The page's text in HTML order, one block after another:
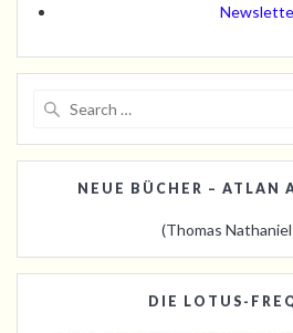
NEUE BÜCHER – ATLAN
(Thomas
DIE LOTUS-